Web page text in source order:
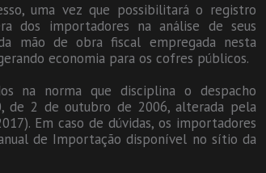
uma vez que possibilitará o registro
dos importadores na análise de seus
mão de obra fiscal empregada nesta
economia para os cofres públicos.
na norma que disciplina o despacho
de 2 de outubro de 2006, alterada pela
Em caso de dúvidas, os importadores
de Importação disponível no sítio da